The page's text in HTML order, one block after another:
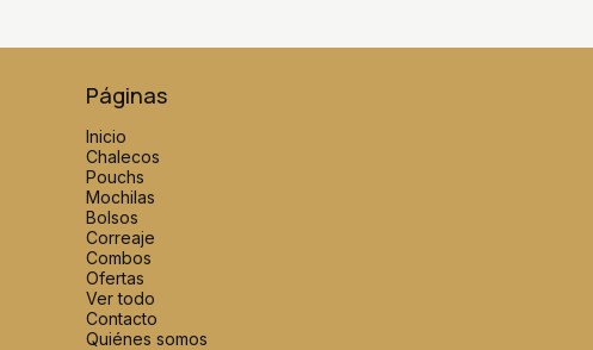
Páginas
Inicio
Chalecos
Pouchs
Mochilas
Bolsos
Correaje
Combos
Ofertas
Ver todo
Contacto
Quiénes somos